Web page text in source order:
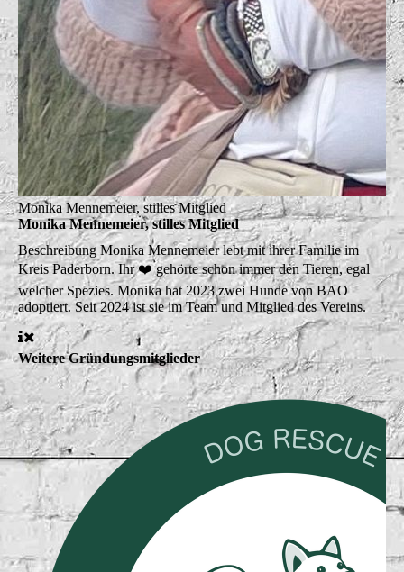
Monika Mennemeier, stilles Mitglied
Monika Mennemeier, stilles Mitglied
Beschreibung Monika Mennemeier lebt mit ihrer Familie im
Kreis Paderborn. Ihr ❤️ gehörte schon immer den Tieren, egal
welcher Spezies. Monika hat 2023 zwei Hunde von BAO
adoptiert. Seit 2024 ist sie im Team und Mitglied des Vereins.
Weitere Gründungsmitglieder